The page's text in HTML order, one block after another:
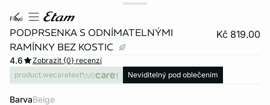
flexi
PODPRSENKA S ODNÍMATELNÝMI
RAMÍNKY BEZ KOSTIC
Kč 819.00
4.6
Zobrazit {0} recenzí
product.wecaretext
Neviditelný pod oblečením
Barva beige